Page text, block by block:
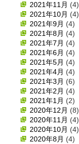
2021年11月 (4)
2021年10月 (4)
2021年9月 (4)
2021年8月 (4)
2021年7月 (4)
2021年6月 (4)
2021年5月 (4)
2021年4月 (4)
2021年3月 (6)
2021年2月 (4)
2021年1月 (2)
2020年12月 (8)
2020年11月 (4)
2020年10月 (4)
2020年8月 (4)